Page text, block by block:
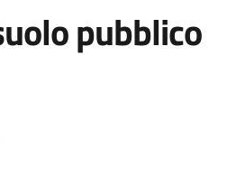
pubblico